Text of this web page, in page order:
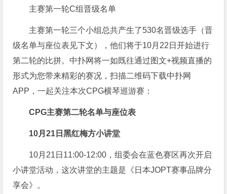
主赛第一轮C组晋级名单
主赛第一轮三个小组总共产生了530名晋级选手（晋
级名单与座位表见下文），他们将于10月22日开始进行
第二轮的比拼。中扑网将一如既往通过图文+视频直播的
形式为您带来精彩的赛况，扫描二维码下载中扑网
APP，一起关注本次CPG横琴巡游赛：
CPG主赛第二轮名单与座位表
10月21日黑红梅方小讲堂
10月21日11:00-12:00，组委会在蓝色赛区再次开启
小讲堂活动，这次讲堂的主题是《日本JOPT赛事品牌分
享会》。